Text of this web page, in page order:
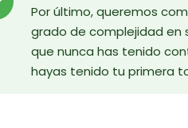
Por último, queremos
grado de complejidad en
que nunca has tenido
hayas tenido tu primera